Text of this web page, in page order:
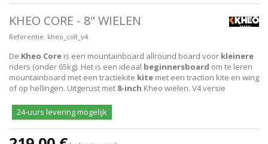
KHEO CORE - 8" WIELEN
Referentie: kheo_co8_v4
De Kheo Core is een mountainboard allround board voor kleinere
riders (onder 65kg). Het is een ideaal beginnersboard om te leren
mountainboard met een tractiekite kite met een traction kite en wing
of op hellingen. Uitgerust met 8-inch Kheo wielen. V4 versie
24-uurs levering mogelijk